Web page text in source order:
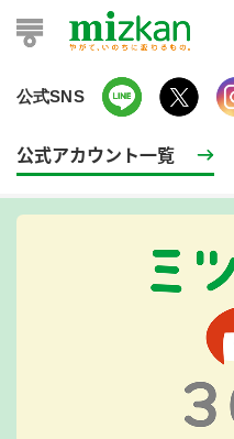
公式SNS
公式アカウント一覧